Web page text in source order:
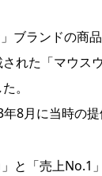
ブランドの商
れた「マウス
。
8月に当時の提
と「売上No.1